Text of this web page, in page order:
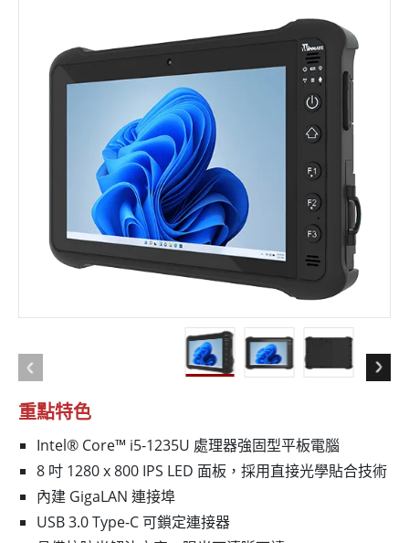
重點特色
Intel® Core™ i5-1235U 處理器強固型平板電腦
8 吋 1280 x 800 IPS LED 面板，採用直接光學貼合技術
內建 GigaLAN 連接埠
USB 3.0 Type-C 可鎖定連接器